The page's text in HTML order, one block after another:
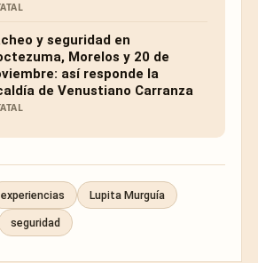
y seguridad en
Morelos y 20 de
así responde la
de Venustiano Carranza
experiencias Lupita Murguía
seguridad